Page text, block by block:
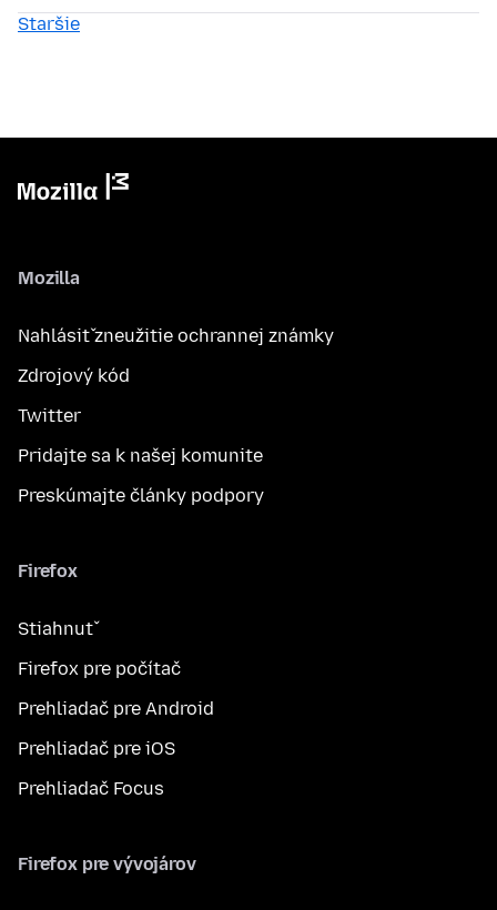
Staršie
Mozilla
Nahlásiť zneužitie ochrannej známky
Zdrojový kód
Twitter
Pridajte sa k našej komunite
Preskúmajte články podpory
Firefox
Stiahnuť
Firefox pre počítač
Prehliadač pre Android
Prehliadač pre iOS
Prehliadač Focus
Firefox pre vývojárov